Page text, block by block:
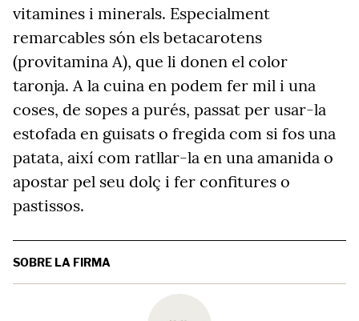
vitamines i minerals. Especialment
remarcables són els betacarotens
(provitamina A), que li donen el color
taronja. A la cuina en podem fer mil i una
coses, de sopes a purés, passat per usar-la
estofada en guisats o fregida com si fos una
patata, així com ratllar-la en una amanida o
apostar pel seu dolç i fer confitures o
pastissos.
SOBRE LA FIRMA